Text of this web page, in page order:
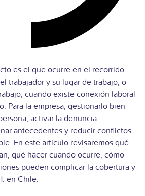
es el que ocurre en el recorrido
trabajador y su lugar de trabajo, o
cuando existe conexión laboral
Para la empresa, gestionarlo bien
activar la denuncia
antecedentes y reducir conflictos
En este artículo revisaremos qué
qué hacer cuando ocurre, cómo
pueden complicar la cobertura y
en Chile.